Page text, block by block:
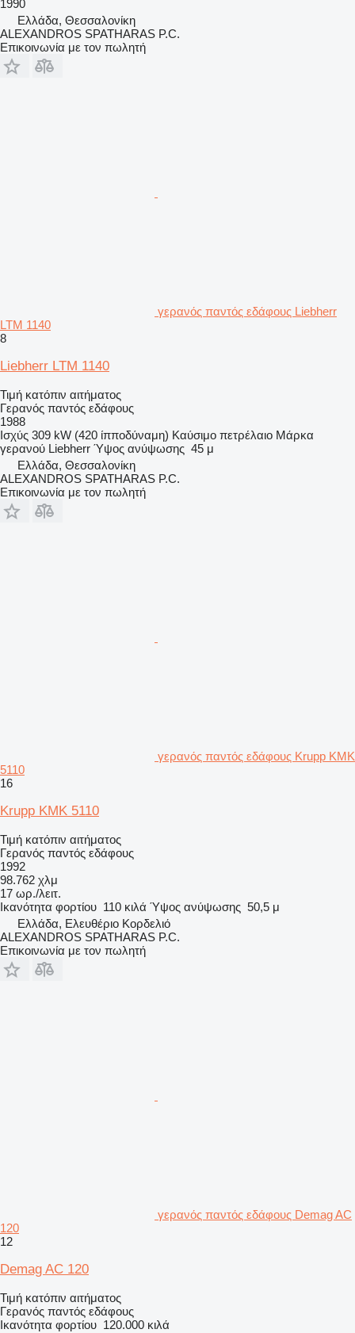
1990
Ελλάδα, Θεσσαλονίκη
ALEXANDROS SPATHARAS P.C.
Επικοινωνία με τον πωλητή
γερανός παντός εδάφους Liebherr
LTM 1140
8
Liebherr LTM 1140
Τιμή κατόπιν αιτήματος
Γερανός παντός εδάφους
1988
Ισχύς 309 kW (420 ίπποδύναμη) Καύσιμο πετρέλαιο Μάρκα
γερανού Liebherr Ύψος ανύψωσης 45 μ
Ελλάδα, Θεσσαλονίκη
ALEXANDROS SPATHARAS P.C.
Επικοινωνία με τον πωλητή
γερανός παντός εδάφους Krupp KMK
5110
16
Krupp KMK 5110
Τιμή κατόπιν αιτήματος
Γερανός παντός εδάφους
1992
98.762 χλμ
17 ωρ./λειτ.
Ικανότητα φορτίου 110 κιλά Ύψος ανύψωσης 50,5 μ
Ελλάδα, Ελευθέριο Κορδελιό
ALEXANDROS SPATHARAS P.C.
Επικοινωνία με τον πωλητή
γερανός παντός εδάφους Demag AC
120
12
Demag AC 120
Τιμή κατόπιν αιτήματος
Γερανός παντός εδάφους
Ικανότητα φορτίου 120.000 κιλά